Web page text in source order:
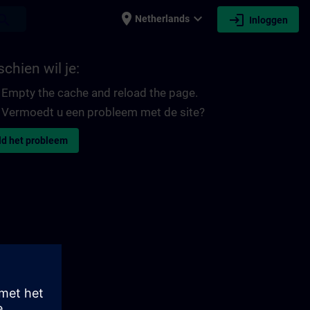
place Netherlands expand_more login Inloggen
wil je:
Empty the cache and reload the page.
Vermoedt u een probleem met de site?
het probleem